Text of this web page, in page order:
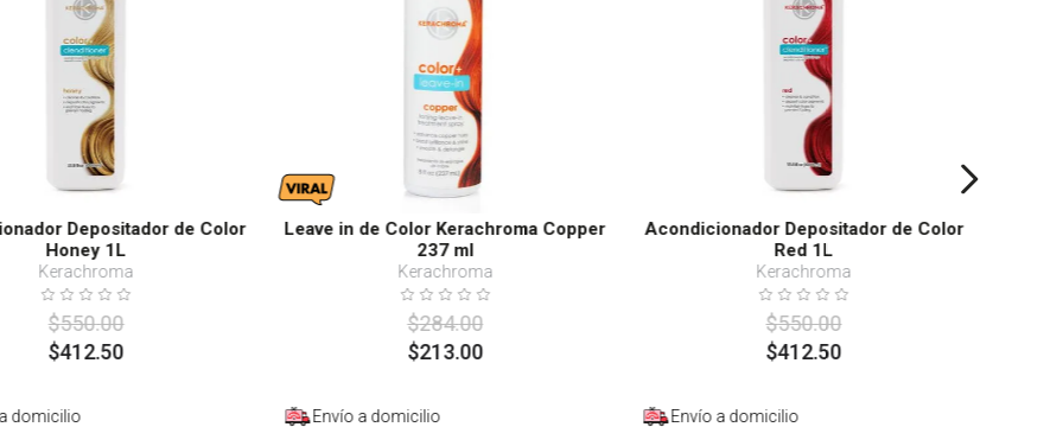
Depositador de Color
Honey 1L
Kerachroma
$550.00
$412.50
domicilio
Leave in de Color Kerachroma Copper
237 ml
Kerachroma
$284.00
$213.00
Envío a domicilio
Acondicionador Depositador de Color
Red 1L
Kerachroma
$550.00
$412.50
Envío a domicilio